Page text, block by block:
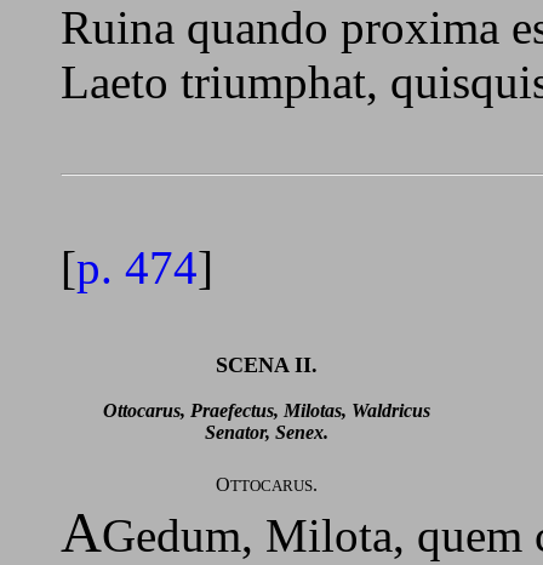
Ruina quando proxima
Laeto triumphat,
[p. 474]
SCENA II.
Ottocarus, Praefectus, Milotas, Waldricus
Senator, Senex.
OTTOCARUS.
AGedum, Milota, quem